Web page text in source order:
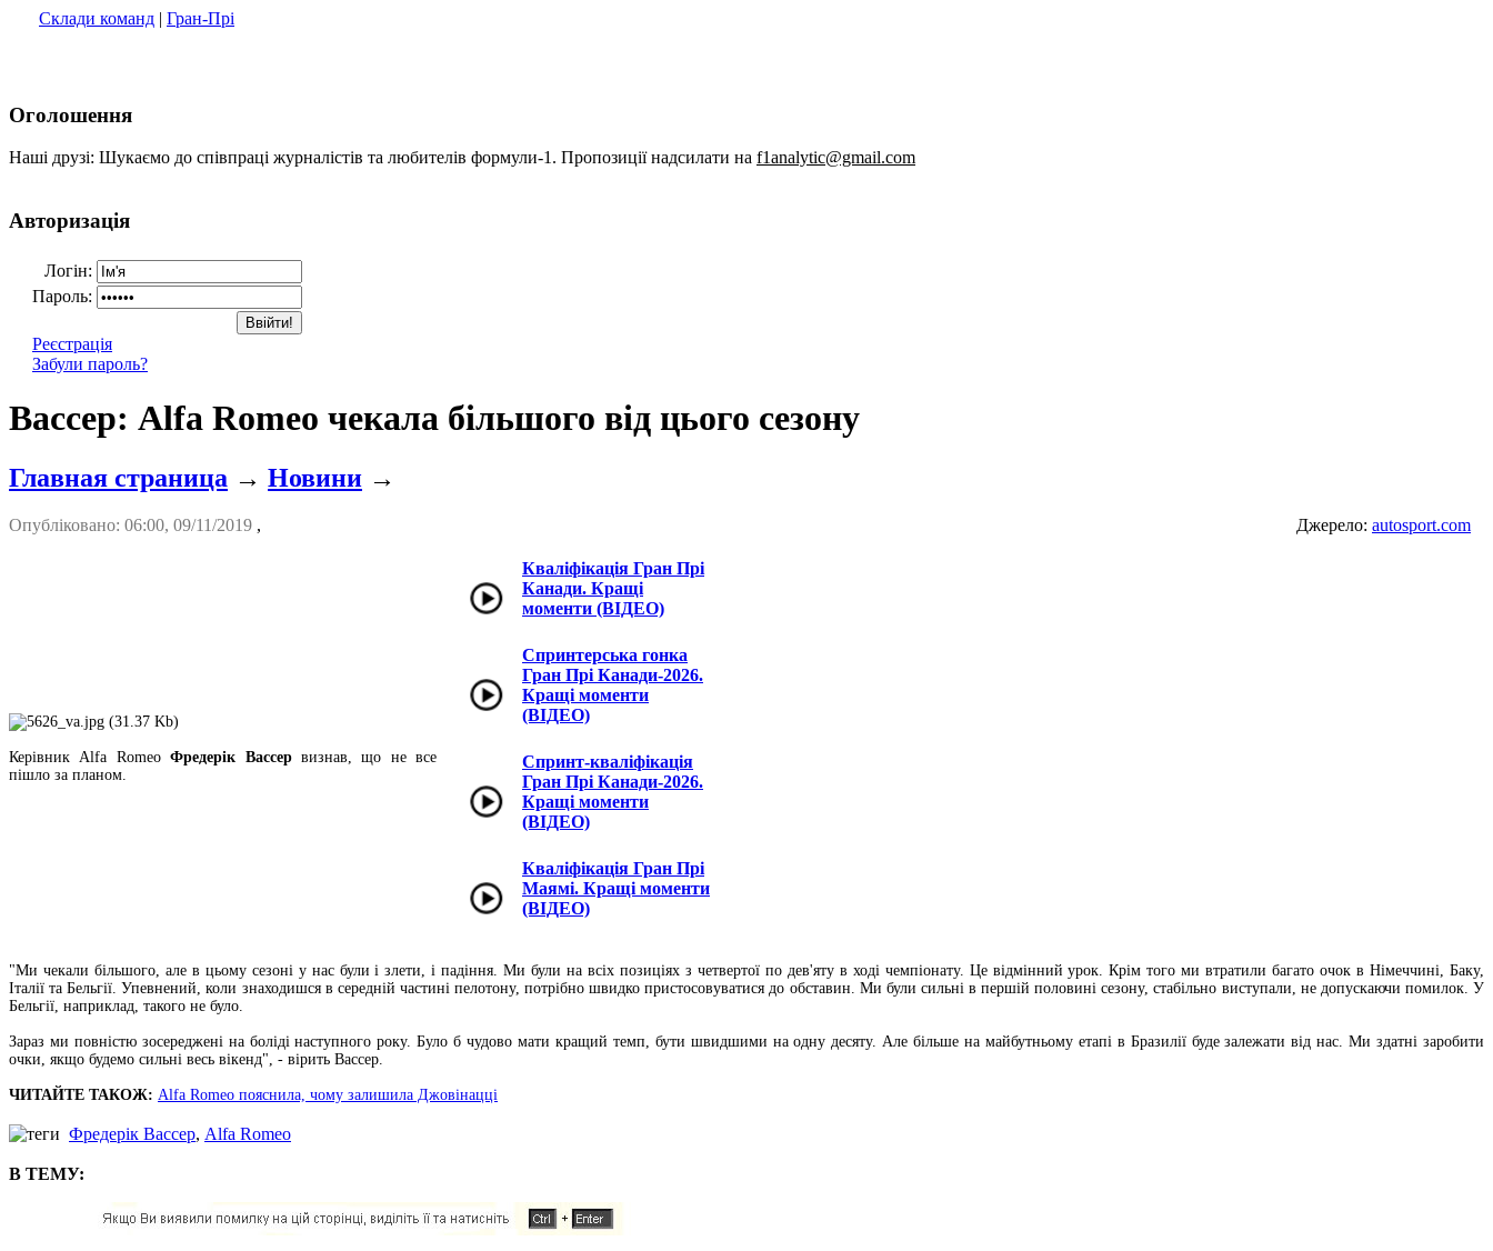
Склади команд | Гран-Прі
Оголошення
Наші друзі: Шукаємо до співпраці журналістів та любителів формули-1. Пропозиції надсилати на f1analytic@gmail.com
Авторизація
Логін:
Пароль:
Реєстрація
Забули пароль?
Вассер: Alfa Romeo чекала більшого від цього сезону
Главная страница → Новини →
Опубліковано: 06:00, 09/11/2019 , Джерело: autosport.com
Керівник Alfa RomeoФредерік Вассервизнав, що не все
пішло за планом.
Кваліфікація Гран Прі
Канади. Кращі
моменти (ВІДЕО)
Спринтерська гонка
Гран Прі Канади-2026.
Кращі моменти
(ВІДЕО)
Спринт-кваліфікація
Гран Прі Канади-2026.
Кращі моменти
(ВІДЕО)
Кваліфікація Гран Прі
Маямі. Кращі моменти
(ВІДЕО)
"Ми чекали більшого, але в цьому сезоні у нас були і злети, і падіння. Ми були на всіх позиціях з четвертої по дев'яту в ході чемпіонату. Це відмінний урок. Крім того ми втратили багато очок в Німеччині, Баку,
Італії та Бельгії. Упевнений, коли знаходишся в середній частині пелотону, потрібно швидко пристосовуватися до обставин. Ми були сильні в першій половині сезону, стабільно виступали, не допускаючи помилок. У
Бельгії, наприклад, такого не було.
Зараз ми повністю зосереджені на боліді наступного року. Було б чудово мати кращий темп, бути швидшими на одну десяту. Але більше на майбутньому етапі в Бразилії буде залежати від нас. Ми здатні заробити
очки, якщо будемо сильні весь вікенд", - вірить Вассер.
ЧИТАЙТЕ ТАКОЖ: Alfa Romeo пояснила, чому залишила Джовінацці
Фредерік Вассер, Alfa Romeo
В ТЕМУ: